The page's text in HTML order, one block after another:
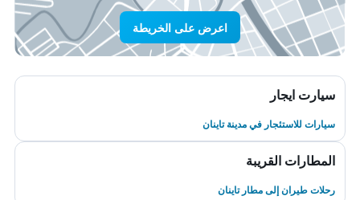
اعرض على الخريطة
سيارت ايجار
سيارات للاستئجار في مدينة تاينان
المطارات القريبة
رحلات طيران إلى مطار تاينان